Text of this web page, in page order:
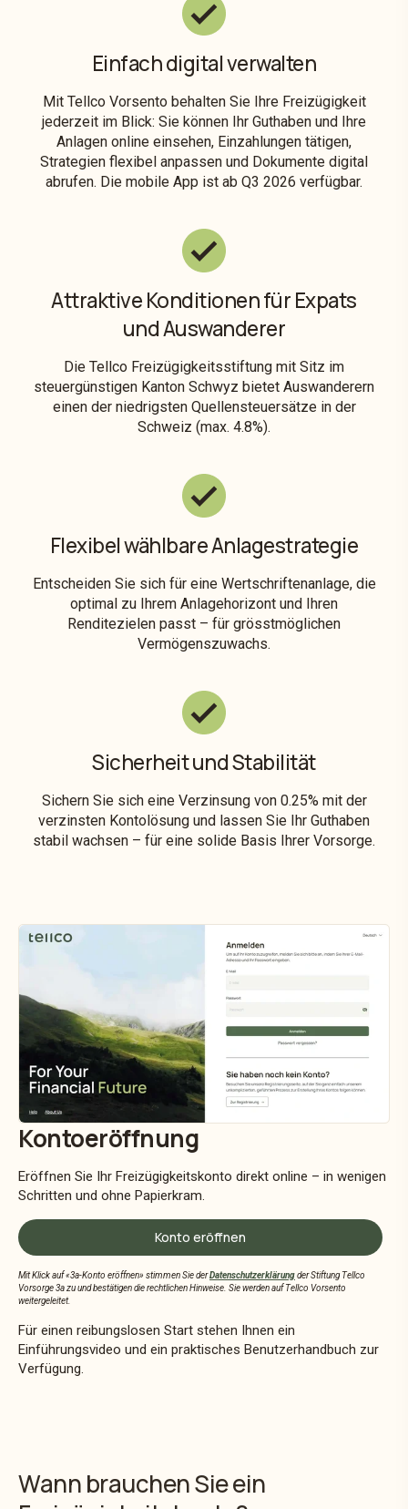
Einfach digital verwalten
Mit Tellco Vorsento behalten Sie Ihre Freizügigkeit
jederzeit im Blick: Sie können Ihr Guthaben und Ihre
Anlagen online einsehen, Einzahlungen tätigen,
Strategien flexibel anpassen und Dokumente digital
abrufen. Die mobile App ist ab Q3 2026 verfügbar.
Attraktive Konditionen für Expats
und Auswanderer
Die Tellco Freizügigkeitsstiftung mit Sitz im
steuergünstigen Kanton Schwyz bietet Auswanderern
einen der niedrigsten Quellensteuersätze in der
Schweiz (max. 4.8%).
Flexibel wählbare Anlagestrategie
Entscheiden Sie sich für eine Wertschriftenanlage, die
optimal zu Ihrem Anlagehorizont und Ihren
Renditezielen passt – für grösstmöglichen
Vermögenszuwachs.
Sicherheit und Stabilität
Sichern Sie sich eine Verzinsung von 0.25% mit der
verzinsten Kontolösung und lassen Sie Ihr Guthaben
stabil wachsen – für eine solide Basis Ihrer Vorsorge.
Kontoeröffnung
Eröffnen Sie Ihr Freizügigkeitskonto direkt online – in wenigen
Schritten und ohne Papierkram.
Konto eröffnen
Mit Klick auf «3a-Konto eröffnen» stimmen Sie derDatenschutzerklärungder Stiftung Tellco
Vorsorge 3a zu und bestätigen die rechtlichen Hinweise. Sie werden auf Tellco Vorsento
weitergeleitet.
Für einen reibungslosen Start stehen Ihnen ein
Einführungsvideo und ein praktisches Benutzerhandbuch zur
Verfügung.
Wann brauchen Sie ein